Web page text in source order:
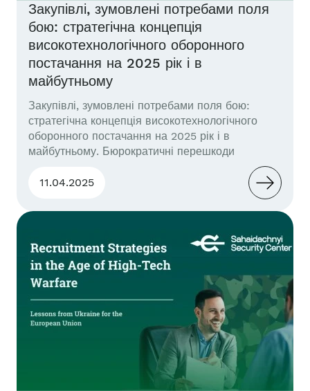
Закупівлі, зумовлені потребами поля
бою: стратегічна концепція
високотехнологічного оборонного
постачання на 2025 рік і в
майбутньому
Закупівлі, зумовлені потребами поля бою:
стратегічна концепція високотехнологічного
оборонного постачання на 2025 рік і в
майбутньому. Бюрократичні перешкоди
уповільнюють інновації в оборонних закупівлях,
ускладнюючи швидке реагування на
технологічні виклики. Впровадження цифрової
платформи та інтегрованих навчальних
ресурсів і підготовці персоналу до
комплексного управління бойовими системами.
Далі – мовою оригіналу (англ.мова). Problem
Statement...
11.04.2025